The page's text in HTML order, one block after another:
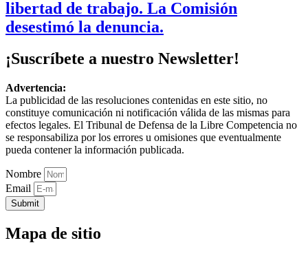
libertad de trabajo. La Comisión
desestimó la denuncia.
¡Suscríbete a nuestro Newsletter!
Advertencia:
La publicidad de las resoluciones contenidas en este sitio, no
constituye comunicación ni notificación válida de las mismas para
efectos legales. El Tribunal de Defensa de la Libre Competencia no
se responsabiliza por los errores u omisiones que eventualmente
pueda contener la información publicada.
Nombre
Email
Submit
Mapa de sitio